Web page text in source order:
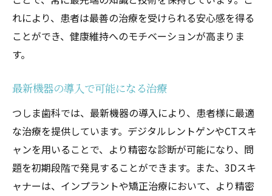
れにより、患者は最善の治療を受けられる安心感を得る
ことができ、健康維持へのモチベーションが高まりま
す。
最新機器の導入で可能になる治療
つしま歯科では、最新機器の導入により、患者様に最適
な治療を提供しています。デジタルレントゲンやCTスキ
ャンを用いることで、より精密な診断が可能になり、問
題を初期段階で発見することができます。また、3Dスキ
ャナーは、インプラントや矯正治療において、より精密